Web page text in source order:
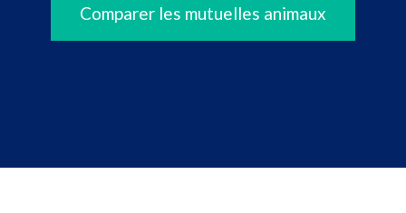
Comparer les mutuelles animaux